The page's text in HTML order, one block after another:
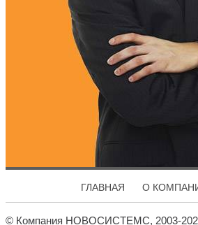
ГЛАВНАЯ О
© Компания НОВОСИСТЕМС, 2003-